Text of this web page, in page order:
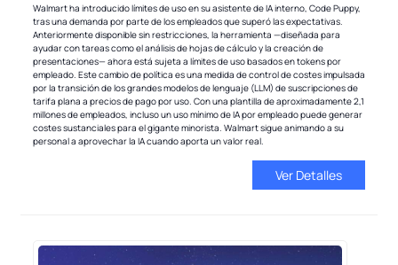
Walmart ha introducido límites de uso en su asistente de IA interno, Code Puppy,
tras una demanda por parte de los empleados que superó las expectativas.
Anteriormente disponible sin restricciones, la herramienta —diseñada para
ayudar con tareas como el análisis de hojas de cálculo y la creación de
presentaciones— ahora está sujeta a límites de uso basados ​​en tokens por
empleado. Este cambio de política es una medida de control de costes impulsada
por la transición de los grandes modelos de lenguaje (LLM) de suscripciones de
tarifa plana a precios de pago por uso. Con una plantilla de aproximadamente 2,1
millones de empleados, incluso un uso mínimo de IA por empleado puede generar
costes sustanciales para el gigante minorista. Walmart sigue animando a su
personal a aprovechar la IA cuando aporta un valor real.
Ver Detalles